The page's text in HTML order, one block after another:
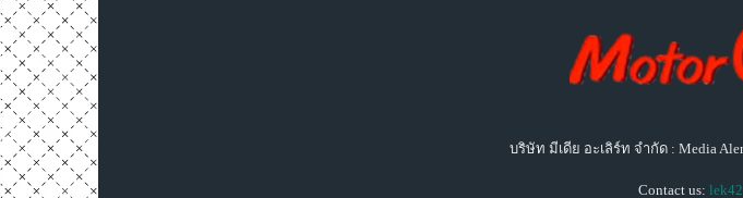
บริษัท มีเดีย อะเลิร์ท จำกัด : Media
Contact us: